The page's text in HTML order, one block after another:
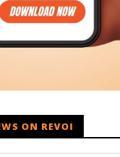
ON REVOI